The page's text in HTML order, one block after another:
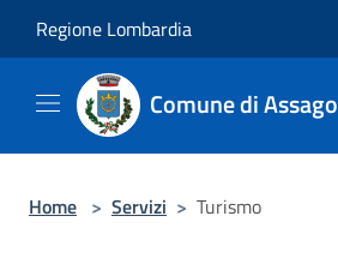
Regione Lombardia
Comune di Assago
Home > Servizi > Turismo